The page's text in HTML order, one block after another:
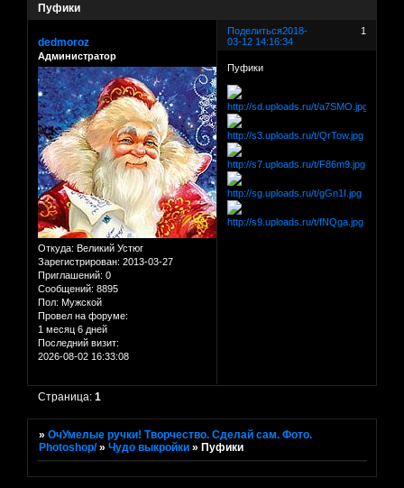
Пуфики
Поделиться 1
2018-
03-12 14:16:34
dedmoroz
Администратор
Откуда: Великий Устюг
Зарегистрирован: 2013-03-27
Приглашений: 0
Сообщений: 8895
Пол: Мужской
Провел на форуме:
1 месяц 6 дней
Последний визит:
2026-08-02 16:33:08
Пуфики
Страница:1
»ОчУмелые ручки! Творчество. Сделай сам. Фото.
Photoshop/ »Чудо выкройки »Пуфики